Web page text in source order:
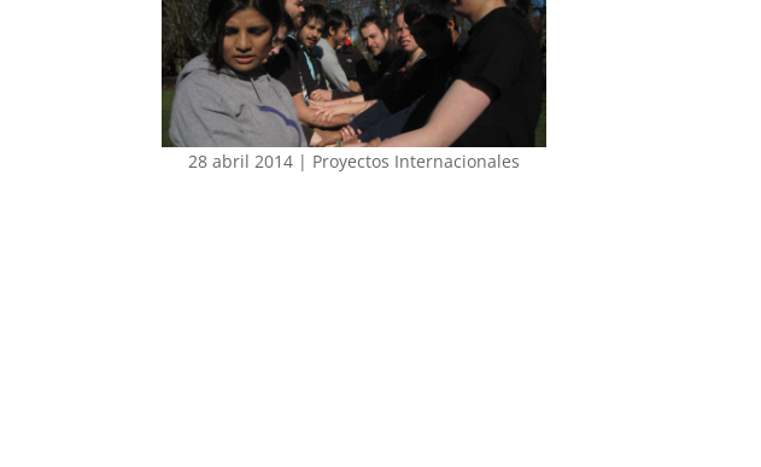
28 abril 2014 | Proyectos Internacionales